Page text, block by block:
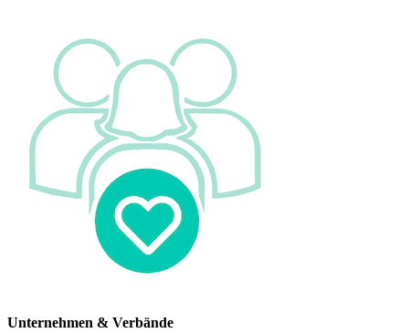
Unternehmen & Verbände